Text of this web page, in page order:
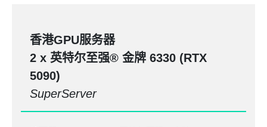
香港GPU服务器
2 x 英特尔至强® 金牌 6330 (RTX
5090)
SuperServer